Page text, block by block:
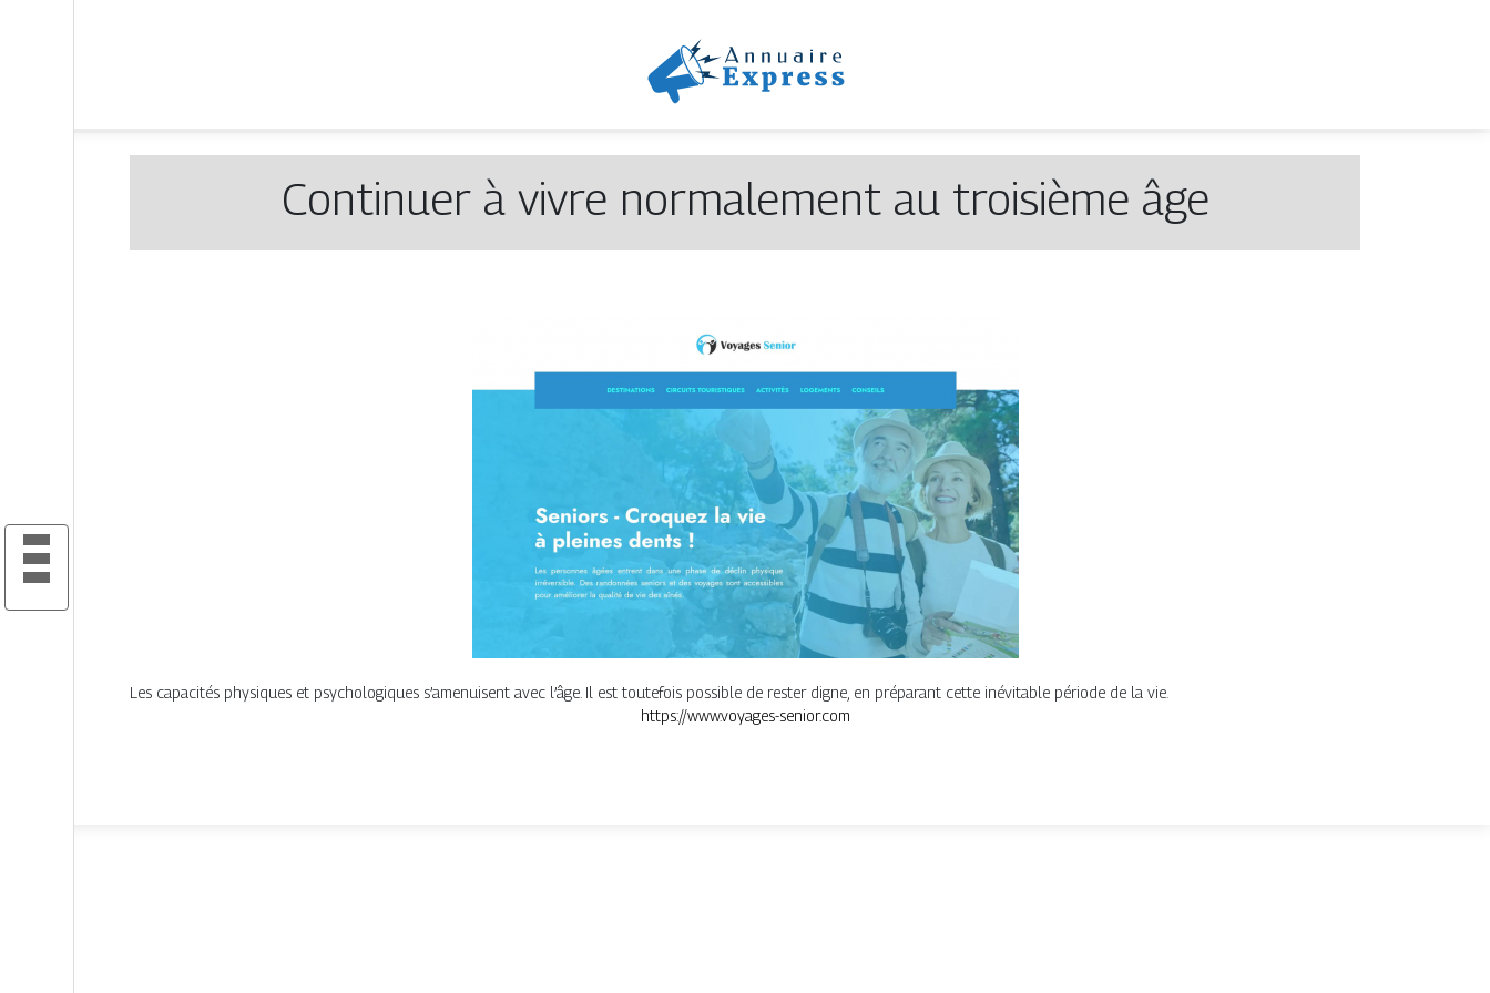
Continuer à vivre normalement au troisième âge
Les capacités physiques et psychologiques s’amenuisent avec l’âge. Il est toutefois possible de rester digne, en préparant cette inévitable période de la vie.
https://www.voyages-senior.com